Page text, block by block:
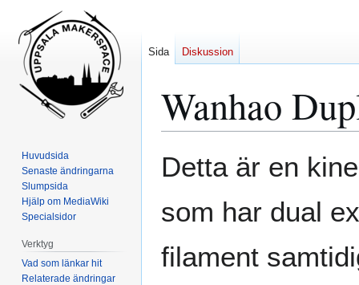
Wanhao
Detta är en
som har dual
filament
Sida Diskussion
Huvudsida
Senaste ändringarna
Slumpsida
Hjälp om MediaWiki
Specialsidor
Verktyg
Vad som länkar hit
Relaterade ändringar